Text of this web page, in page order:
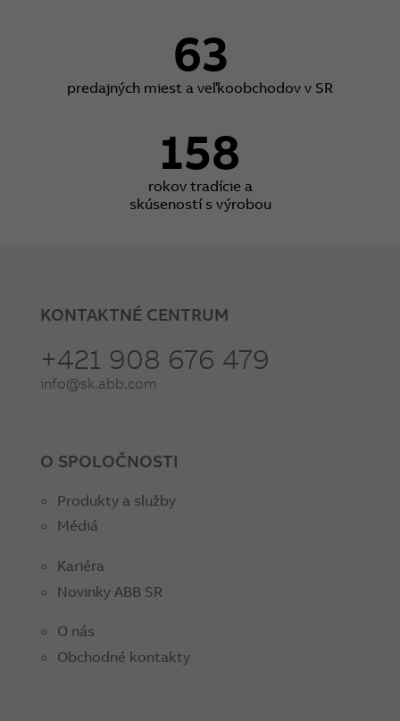
63
predajných miest a veľkoobchodov v SR
158
rokov tradície a
skúseností s výrobou
KONTAKTNÉ CENTRUM
+421 908 676 479
info@sk.abb.com
O SPOLOČNOSTI
Produkty a služby
Médiá
Kariéra
Novinky ABB SR
O nás
Obchodné kontakty